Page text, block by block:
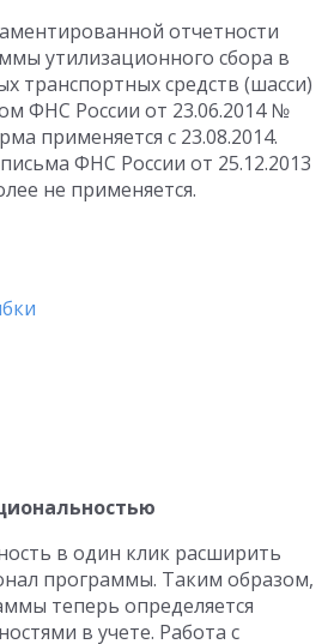
отчетности
утилизационного сбора в
транспортных средств (шасси)
ФНС России от 23.06.2014 №
применяется с 23.08.2014.
ФНС России от 25.12.2013
не применяется.
в один клик расширить
программы. Таким образом,
теперь определяется
в учете. Работа с